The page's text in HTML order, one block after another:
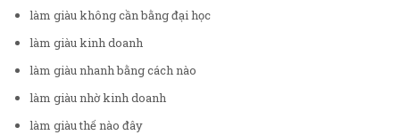
làm giàu không cần bằng đại học
làm giàu kinh doanh
làm giàu nhanh bằng cách nào
làm giàu nhờ kinh doanh
làm giàu thế nào đây